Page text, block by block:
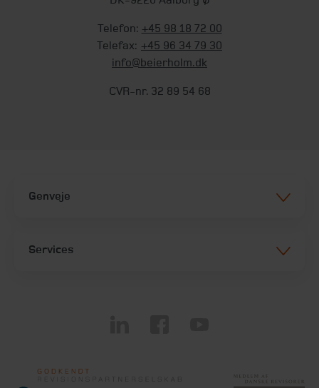
Telefon: +45 98 18 72 00
Telefax: +45 96 34 79 30
info@beierholm.dk
CVR-nr. 32 89 54 68
Genveje
Services